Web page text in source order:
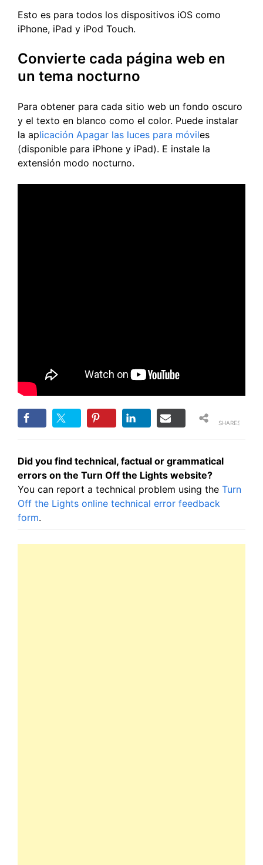
Esto es para todos los dispositivos iOS como
iPhone, iPad y iPod Touch.
Convierte cada página web en
un tema nocturno
Para obtener para cada sitio web un fondo oscuro
y el texto en blanco como el color. Puede instalar
la aplicación Apagar las luces para móviles
(disponible para iPhone y iPad). E instale la
extensión modo nocturno.
SHARES
Did you find technical, factual or grammatical
errors on the Turn Off the Lights website?
You can report a technical problem using the Turn
Off the Lights online technical error feedback
form.